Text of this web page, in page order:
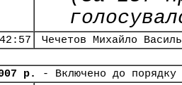
Чечетов Михайло
р.
- Включено до порядку